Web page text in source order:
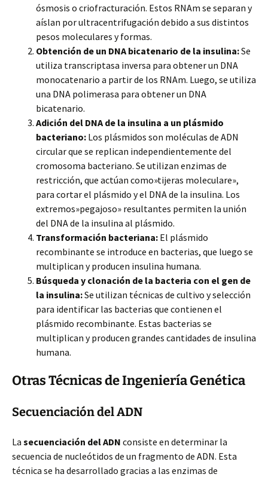
ósmosis o criofracturación. Estos RNAm se separan y
aíslan por ultracentrifugación debido a sus distintos
pesos moleculares y formas.
Obtención de un DNA bicatenario de la insulina:Se
utiliza transcriptasa inversa para obtener un DNA
monocatenario a partir de los RNAm. Luego, se utiliza
una DNA polimerasa para obtener un DNA
bicatenario.
Adición del DNA de la insulina a un plásmido
bacteriano: Los plásmidos son moléculas de ADN
circular que se replican independientemente del
cromosoma bacteriano. Se utilizan enzimas de
restricción, que actúan como»tijeras moleculare»,
para cortar el plásmido y el DNA de la insulina. Los
extremos»pegajoso» resultantes permiten la unión
del DNA de la insulina al plásmido.
Transformación bacteriana: El plásmido
recombinante se introduce en bacterias, que luego se
multiplican y producen insulina humana.
Búsqueda y clonación de la bacteria con el gen de
la insulina:Se utilizan técnicas de cultivo y selección
para identificar las bacterias que contienen el
plásmido recombinante. Estas bacterias se
multiplican y producen grandes cantidades de insulina
humana.
Otras Técnicas de Ingeniería Genética
Secuenciación del ADN
La secuenciación del ADN consiste en determinar la
secuencia de nucleótidos de un fragmento de ADN. Esta
técnica se ha desarrollado gracias a las enzimas de